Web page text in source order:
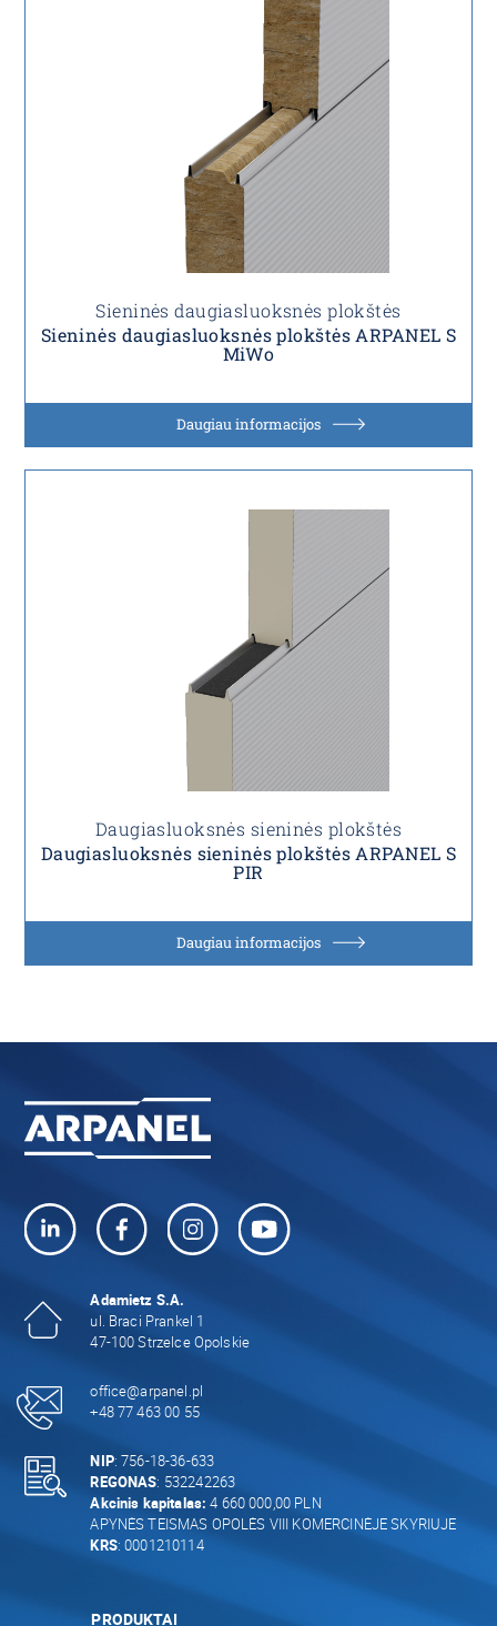
Sieninės daugiasluoksnės plokštės
Sieninės daugiasluoksnės plokštės ARPANEL S
MiWo
Daugiau informacijos
Daugiasluoksnės sieninės plokštės
Daugiasluoksnės sieninės plokštės ARPANEL S
PIR
Daugiau informacijos
Adamietz S.A.
ul. Braci Prankel 1
47-100 Strzelce Opolskie
office@arpanel.pl
+48 77 463 00 55
NIP: 756-18-36-633
REGONAS: 532242263
Akcinis kapitalas: 4 660 000,00 PLN
APYNĖS TEISMAS OPOLĖS VIII KOMERCINĖJE SKYRIUJE
KRS: 0001210114
PRODUKTAI